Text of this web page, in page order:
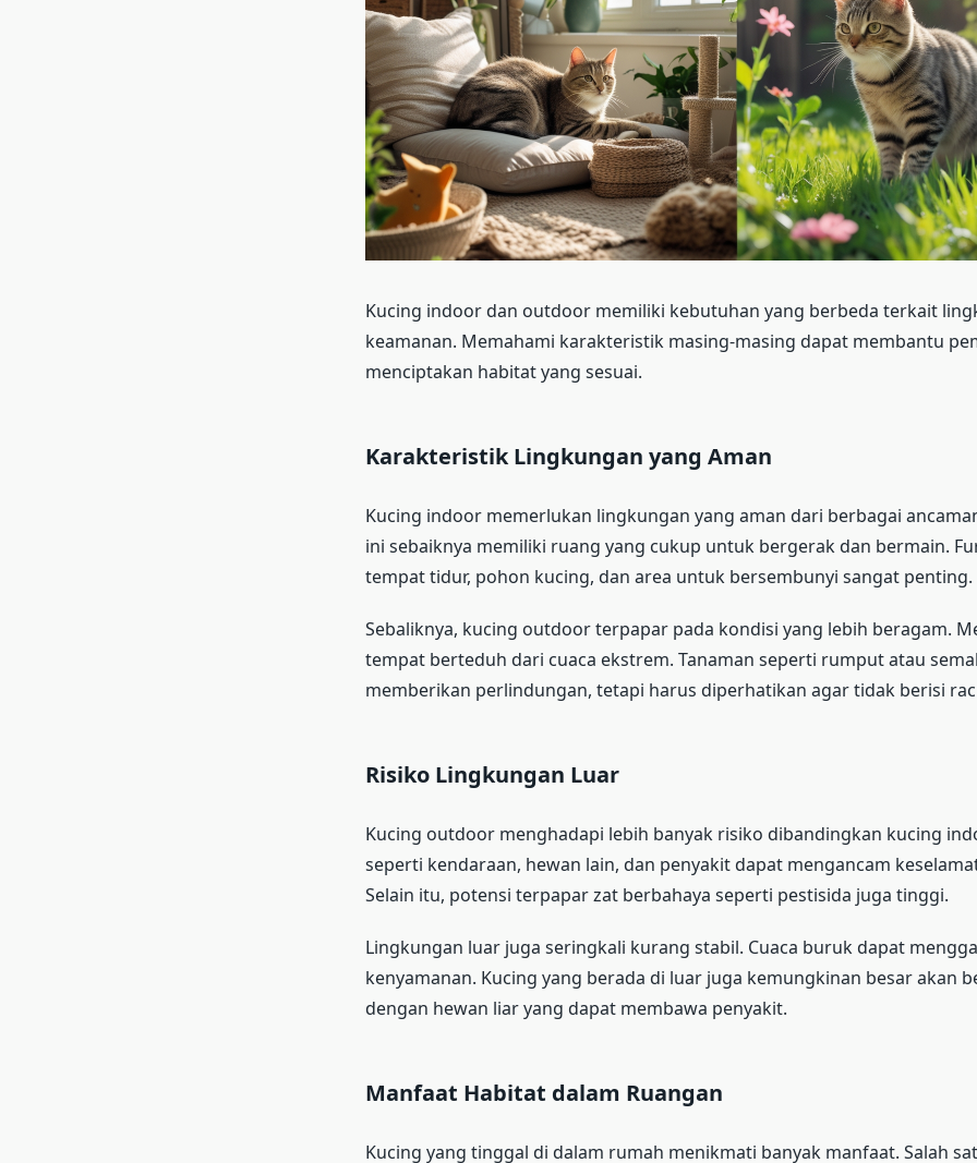
Kucing indoor dan outdoor memiliki kebutuhan yang berbeda terkait
keamanan. Memahami karakteristik masing-masing dapat membantu
menciptakan habitat yang sesuai.
Karakteristik Lingkungan yang Aman
Kucing indoor memerlukan lingkungan yang aman dari berbagai
ini sebaiknya memiliki ruang yang cukup untuk bergerak dan bermain.
tempat tidur, pohon kucing, dan area untuk bersembunyi sangat penting.
Sebaliknya, kucing outdoor terpapar pada kondisi yang lebih beragam.
tempat berteduh dari cuaca ekstrem. Tanaman seperti rumput atau
memberikan perlindungan, tetapi harus diperhatikan agar tidak berisi
Risiko Lingkungan Luar
Kucing outdoor menghadapi lebih banyak risiko dibandingkan kucing
seperti kendaraan, hewan lain, dan penyakit dapat mengancam
Selain itu, potensi terpapar zat berbahaya seperti pestisida juga tinggi.
Lingkungan luar juga seringkali kurang stabil. Cuaca buruk dapat
kenyamanan. Kucing yang berada di luar juga kemungkinan besar akan
dengan hewan liar yang dapat membawa penyakit.
Manfaat Habitat dalam Ruangan
Kucing yang tinggal di dalam rumah menikmati banyak manfaat. Salah